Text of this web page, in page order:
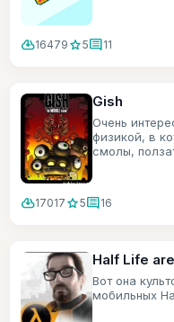
cloud_download16479 star5comment11
Gish
Очень
физикой, в
смолы,
cloud_download17017 star5comment16
Half Life
Вот она
мобильных